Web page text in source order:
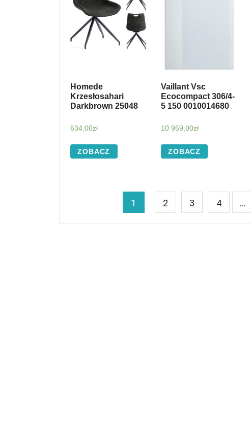
Homede
Krzesłosahari
Darkbrown 25048
634,00zł
ZOBACZ
Vaillant Vsc
Ecocompact 306/4-
5 150 0010014680
10 959,00zł
ZOBACZ
1 2 3 4 …